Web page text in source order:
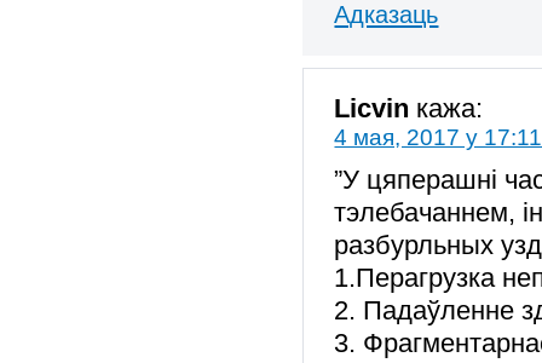
Адказаць
Licvin кажа:
4 мая, 2017 у 17:11
”У цяперашні
тэлебачаннем,
разбурльных
1.Перагрузка
2. Падаўленне
3.